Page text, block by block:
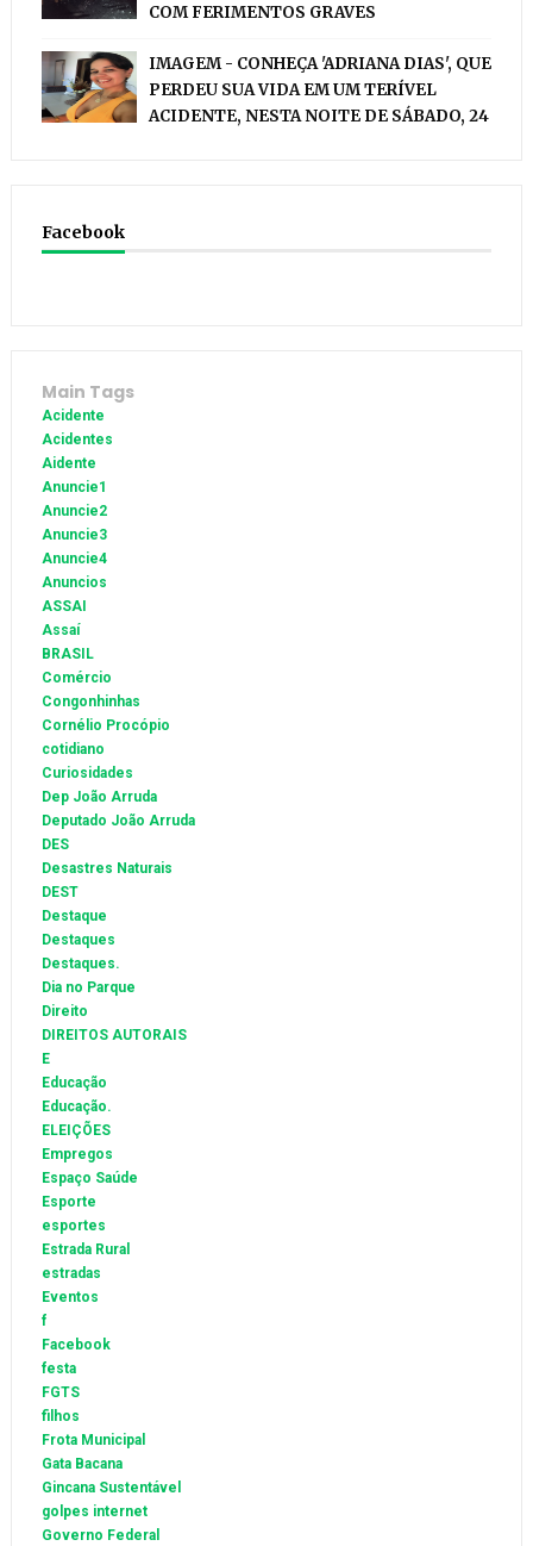
COM FERIMENTOS GRAVES
IMAGEM - CONHEÇA 'ADRIANA DIAS', QUE
PERDEU SUA VIDA EM UM TERÍVEL
ACIDENTE, NESTA NOITE DE SÁBADO, 24
Facebook
Main Tags
Acidente
Acidentes
Aidente
Anuncie1
Anuncie2
Anuncie3
Anuncie4
Anuncios
ASSAI
Assaí
BRASIL
Comércio
Congonhinhas
Cornélio Procópio
cotidiano
Curiosidades
Dep João Arruda
Deputado João Arruda
DES
Desastres Naturais
DEST
Destaque
Destaques
Destaques.
Dia no Parque
Direito
DIREITOS AUTORAIS
E
Educação
Educação.
ELEIÇÕES
Empregos
Espaço Saúde
Esporte
esportes
Estrada Rural
estradas
Eventos
f
Facebook
festa
FGTS
filhos
Frota Municipal
Gata Bacana
Gincana Sustentável
golpes internet
Governo Federal